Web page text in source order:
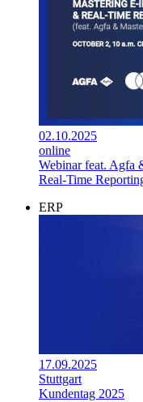
02.10.2025
online
Webinar feat. Agfa
Real-Time
ERP
17.09.2025
Stuttgart
Kundentag 2025